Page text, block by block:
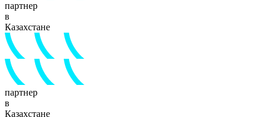
партнер
в
Казахстане
партнер
в
Казахстане